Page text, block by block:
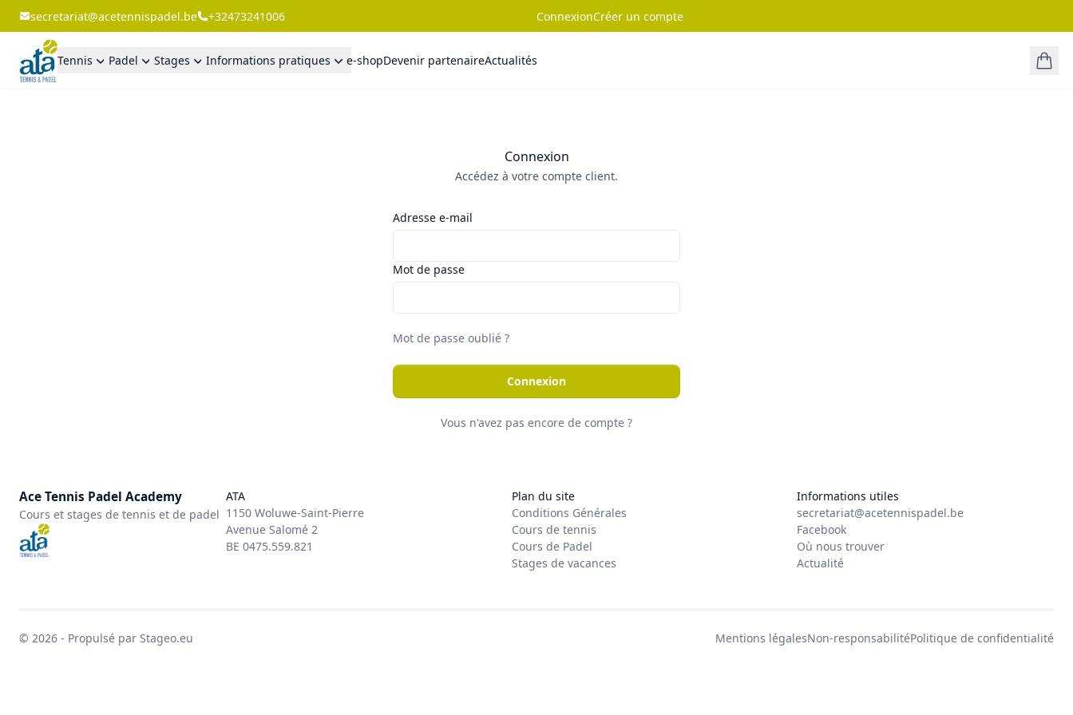
secretariat@acetennispadel.be +32473241006 ConnexionCréer un compte
Tennis Padel Stages Informations pratiques e-shopDevenir partenaireActualités
Connexion
Accédez à votre compte client.
Adresse e-mail
Mot de passe
Mot de passe oublié ?
Connexion
Vous n'avez pas encore de compte ?
Ace Tennis Padel Academy
Cours et stages de tennis et de padel
ATA
1150 Woluwe-Saint-Pierre
Avenue Salomé 2
BE 0475.559.821
Plan du site
Conditions Générales
Cours de tennis
Cours de Padel
Stages de vacances
Informations utiles
secretariat@acetennispadel.be
Facebook
Où nous trouver
Actualité
© 2026 - Propulsé par Stageo.eu Mentions légalesNon-responsabilitéPolitique de confidentialité